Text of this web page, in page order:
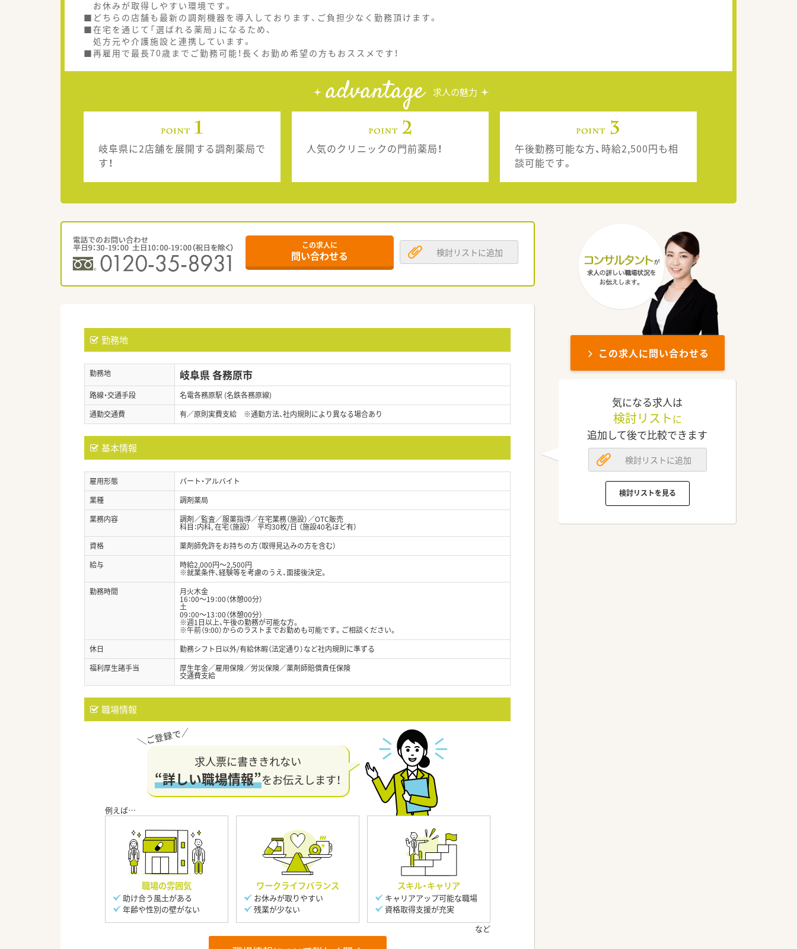
お休みが取得しやすい環境です。
■どちらの店舗も最新の調剤機器を導入しております、ご負担少なく勤務頂けます。
■在宅を通じて「選ばれる薬局」になるため、
処方元や介護施設と連携しています。
■再雇用で最長70歳までご勤務可能！長くお勤め希望の方もおススメです！
advantage 求人の魅力
岐阜県に2店舗を展開する調剤薬局で
す！
人気のクリニックの門前薬局！
午後勤務可能な方、時給2,500円も相
談可能です。
この求人に
問い合わせる 検討リストに追加
勤務地
勤務地 岐阜県 各務原市
路線・交通手段
名電各務原駅 (名鉄各務原線)
通勤交通費
有／原則実費支給 ※通勤方法、社内規則により異なる場合あり
基本情報
雇用形態
パート・アルバイト
業種
調剤薬局
業務内容
調剤／監査／服薬指導／在宅業務（施設）／OTC販売
科目：内科, 在宅（施設） 平均30枚/日 （施設40名ほど有）
資格
薬剤師免許をお持ちの方（取得見込みの方を含む）
給与
時給2,000円～2,500円
※就業条件、経験等を考慮のうえ、面接後決定。
勤務時間
月火木金
16：00～19：00（休憩00分）
土
09：00～13：00（休憩00分）
※週1日以上、午後の勤務が可能な方。
※午前（9:00）からのラストまでお勤めも可能です。ご相談ください。
休日
勤務シフト日以外/有給休暇（法定通り）など社内規則に準ずる
福利厚生諸手当
厚生年金／雇用保険／労災保険／薬剤師賠償責任保険
交通費支給
職場情報
求人票に書ききれない
“詳しい職場情報”をお伝えします！
職場の雰囲気
助け合う風土がある
年齢や性別の壁がない
ワークライフバランス
お休みが取りやすい
残業が少ない
スキル・キャリア
キャリアアップ可能な職場
資格取得支援が充実
この求人に問い合わせる
気になる求人は
検討リスト に
追加して後で比較できます
検討リストに追加
検討リストを見る